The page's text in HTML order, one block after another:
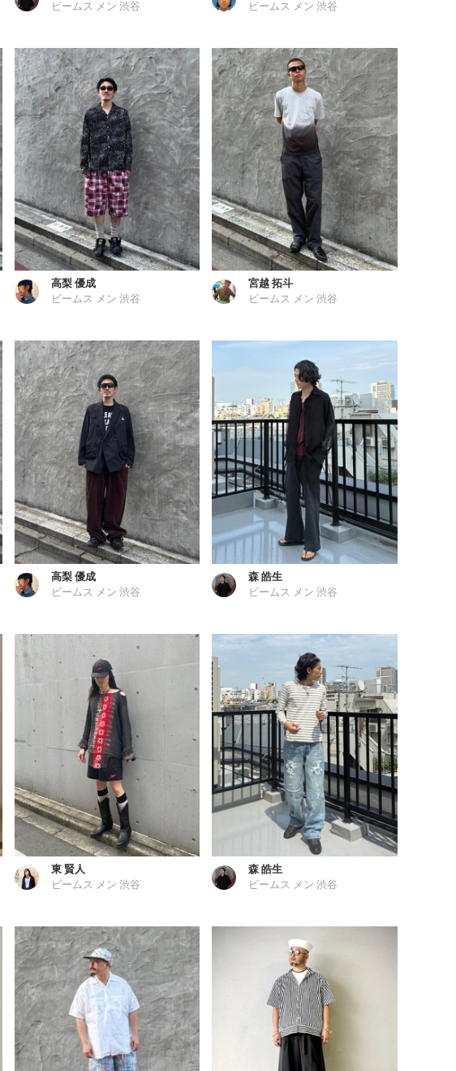
ビームス メン 渋谷 ビームス メン 渋谷
高梨 優成
ビームス メン 渋谷
宮越 拓斗
ビームス メン 渋谷
高梨 優成
ビームス メン 渋谷
森 皓生
ビームス メン 渋谷
東 賢人
ビームス メン 渋谷
森 皓生
ビームス メン 渋谷